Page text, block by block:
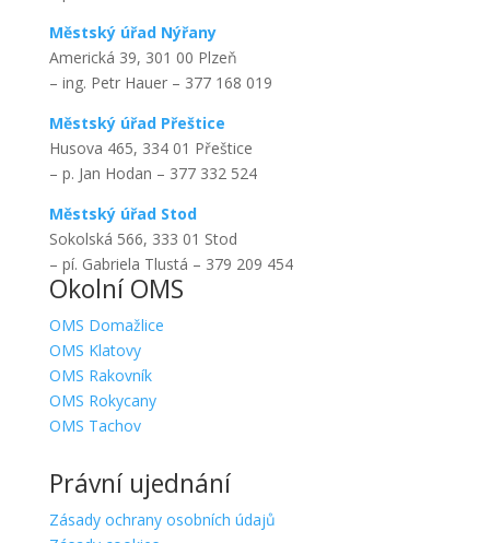
Městský úřad Nýřany
Americká 39, 301 00 Plzeň
– ing. Petr Hauer – 377 168 019
Městský úřad Přeštice
Husova 465, 334 01 Přeštice
– p. Jan Hodan – 377 332 524
Městský úřad Stod
Sokolská 566, 333 01 Stod
– pí. Gabriela Tlustá – 379 209 454
Okolní OMS
OMS Domažlice
OMS Klatovy
OMS Rakovník
OMS Rokycany
OMS Tachov
Právní ujednání
Zásady ochrany osobních údajů